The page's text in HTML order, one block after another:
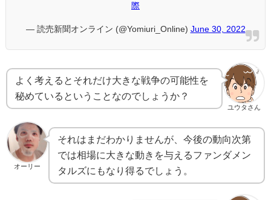
際
— 読売新聞オンライン (@Yomiuri_Online) June 30, 2022
ユウタさん
よく考えるとそれだけ大きな戦争の可能性を
秘めているということなのでしょうか？
オーリー
それはまだわかりませんが、今後の動向次第
では相場に大きな動きを与えるファンダメン
タルズにもなり得るでしょう。